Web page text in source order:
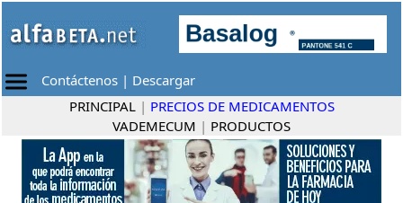
Contáctenos | Descargar
PRINCIPAL | PRECIOS DE MEDICAMENTOS
VADEMECUM | PRODUCTOS